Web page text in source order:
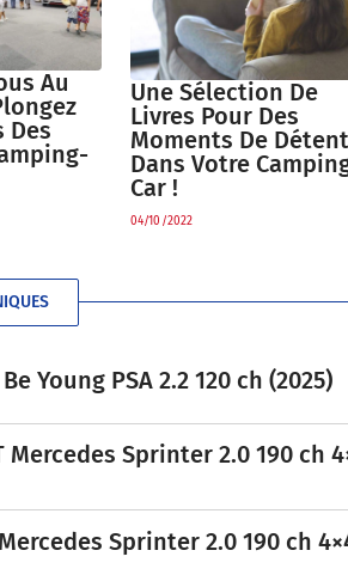
Au
Des
Une Sélection De
Livres Pour Des
Moments De
Dans Votre
Car !
04/10/2022
Young PSA 2.2 120 ch (2025)
Mercedes Sprinter 2.0 190 ch
Sprinter 2.0 190 ch